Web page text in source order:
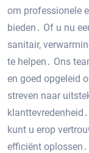
om professionele
bieden․ Of u nu
sanitair,
te helpen․ Ons
en goed opgeleid
streven naar
kunt u erop
efficiënt